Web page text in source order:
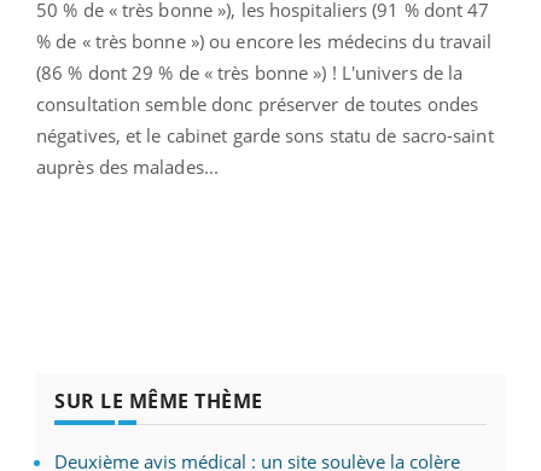
50 % de « très bonne »), les hospitaliers (91 % dont 47
% de « très bonne ») ou encore les médecins du travail
(86 % dont 29 % de « très bonne ») ! L'univers de la
consultation semble donc préserver de toutes ondes
négatives, et le cabinet garde sons statu de sacro-saint
auprès des malades...
SUR LE MÊME THÈME
Deuxième avis médical : un site soulève la colère